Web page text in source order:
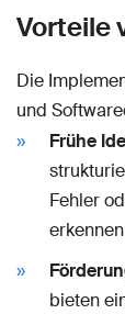
Vorteile
Die
und
Frühe
Fehler
bieten